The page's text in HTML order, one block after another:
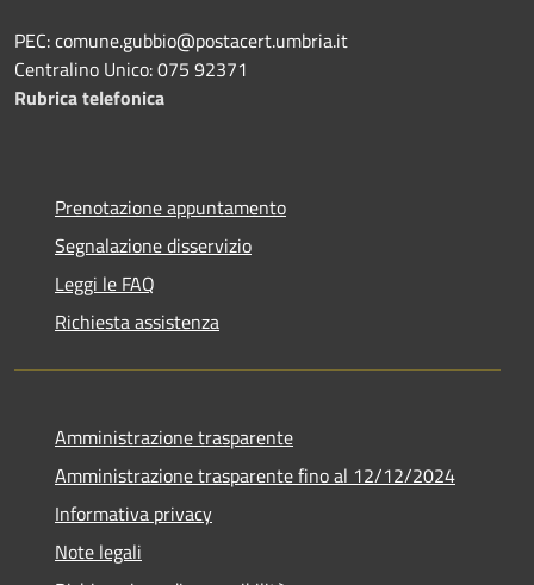
PEC: comune.gubbio@postacert.umbria.it
Centralino Unico: 075 92371
Rubrica telefonica
Prenotazione appuntamento
Segnalazione disservizio
Leggi le FAQ
Richiesta assistenza
Amministrazione trasparente
Amministrazione trasparente fino al 12/12/2024
Informativa privacy
Note legali